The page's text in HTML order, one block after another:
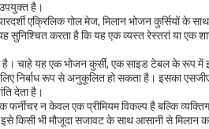
है।
एक्रिलिक गोल मेज, मिलान भोजन कुर्सियों के
सुनिश्चित करता है कि यह एक व्यस्त रेस्तरां या एक
है। चाहे यह एक भोजन कुर्सी, एक साइड टेबल के रूप में
निर्बाध रूप से अनुकूलित हो सकता है। इसका
देता है।
न केवल एक प्रीमियम विकल्प है बल्कि
किसी भी मौजूदा सजावट के साथ आसानी से मिलान